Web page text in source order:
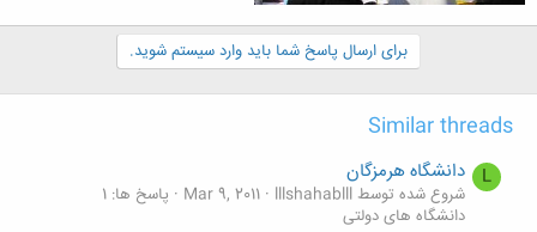
برای ارسال پاسخ شما باید وارد سیستم شوید.
Similar threads
L دانشگاه هرمزگان
شروع شده توسط lllshahablll Mar 9, 2011
پاسخ ها: 1
دانشگاه های دولتی